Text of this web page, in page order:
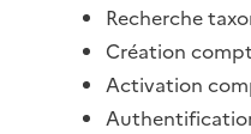
Recherche
Création
Activation